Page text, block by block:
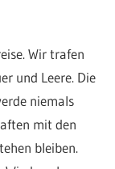
Wir trafen
und Leere. Die
niemals
mit den
bleiben.